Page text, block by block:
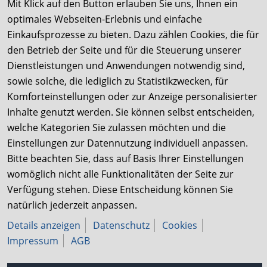
YouTube
Online-Shops
B2B-Shop
TUNAP SPORTS B2C-Shop
Wir setzen uns für eine barrierefreie Nutzung
unserer Website ein und arbeiten kontinuierlich an
deren Verbesserung.
TUNAP wirkt.
Mit Klick auf den Button erlauben Sie uns, Ihnen ein
optimales Webseiten-Erlebnis und einfache
Einkaufsprozesse zu bieten. Dazu zählen Cookies, die für
den Betrieb der Seite und für die Steuerung unserer
Dienstleistungen und Anwendungen notwendig sind,
sowie solche, die lediglich zu Statistikzwecken, für
Komforteinstellungen oder zur Anzeige personalisierter
Inhalte genutzt werden. Sie können selbst entscheiden,
welche Kategorien Sie zulassen möchten und die
Einstellungen zur Datennutzung individuell anpassen.
Bitte beachten Sie, dass auf Basis Ihrer Einstellungen
womöglich nicht alle Funktionalitäten der Seite zur
Verfügung stehen. Diese Entscheidung können Sie
natürlich jederzeit anpassen.
Details anzeigen
Datenschutz
Cookies
Impressum
AGB